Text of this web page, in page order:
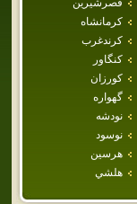
قصرشيرين
كرمانشاه
كرندغرب
كنگاور
كورزان
گهواره
نودشه
نوسود
هرسين
هلشي